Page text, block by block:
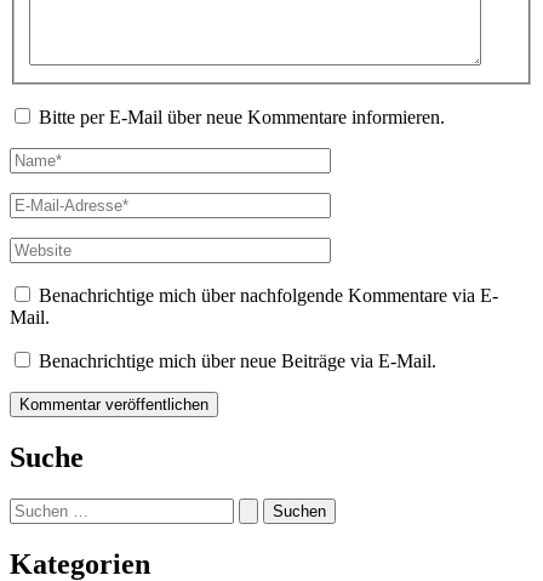
Bitte per E-Mail über neue Kommentare informieren.
Name*
E-
Mail-
Adresse*
Website
Benachrichtige mich über nachfolgende Kommentare via E-
Mail.
Benachrichtige mich über neue Beiträge via E-Mail.
Suche
Suchen
nach:
Kategorien